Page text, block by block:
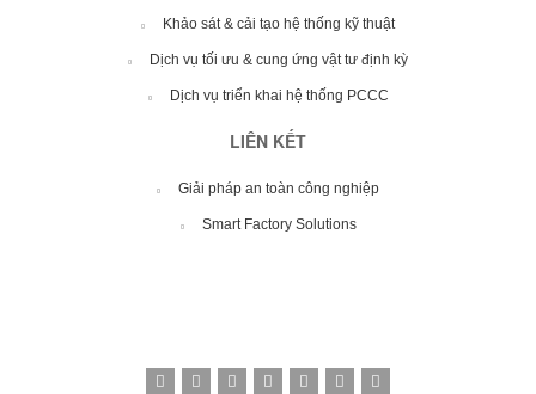
Khảo sát & cải tạo hệ thống kỹ thuật
Dịch vụ tối ưu & cung ứng vật tư định kỳ
Dịch vụ triển khai hệ thống PCCC
LIÊN KẾT
Giải pháp an toàn công nghiệp
Smart Factory Solutions